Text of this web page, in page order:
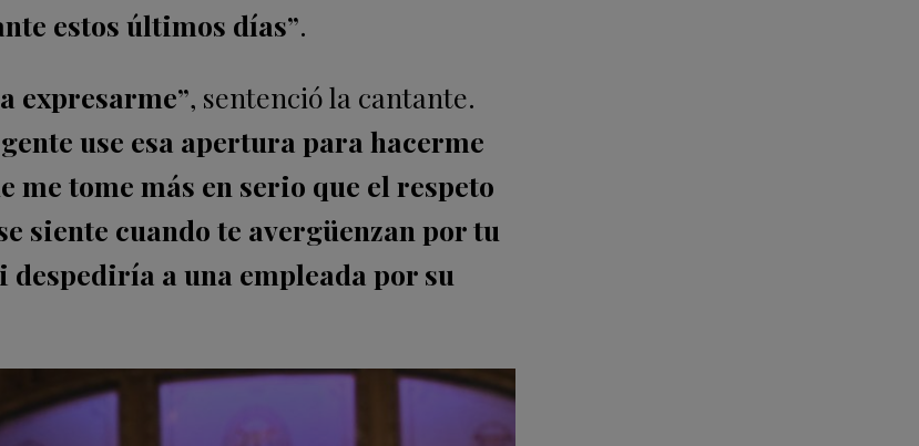
estos últimos días”.
expresarme”, sentenció la cantante.
use esa apertura para hacerme
me tome más en serio que el respeto
siente cuando te avergüenzan por tu
a una empleada por su